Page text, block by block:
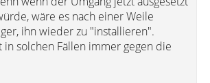
wäre es nach einer Weile
ihn wieder zu "installieren".
solchen Fällen immer gegen die